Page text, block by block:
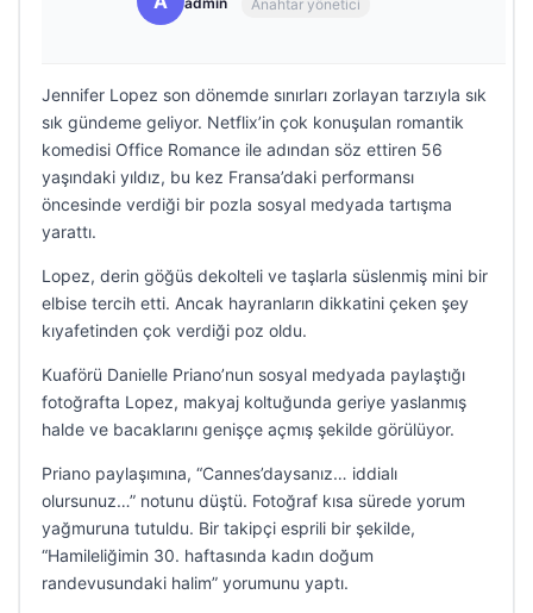
Anahtar yönetici
Jennifer Lopez son dönemde sınırları zorlayan tarzıyla sık
sık gündeme geliyor. Netflix’in çok konuşulan romantik
komedisi Office Romance ile adından söz ettiren 56
yaşındaki yıldız, bu kez Fransa’daki performansı
öncesinde verdiği bir pozla sosyal medyada tartışma
yarattı.
Lopez, derin göğüs dekolteli ve taşlarla süslenmiş mini bir
elbise tercih etti. Ancak hayranların dikkatini çeken şey
kıyafetinden çok verdiği poz oldu.
Kuaförü Danielle Priano’nun sosyal medyada paylaştığı
fotoğrafta Lopez, makyaj koltuğunda geriye yaslanmış
halde ve bacaklarını genişçe açmış şekilde görülüyor.
Priano paylaşımına, “Cannes’daysanız… iddialı
olursunuz…” notunu düştü. Fotoğraf kısa sürede yorum
yağmuruna tutuldu. Bir takipçi esprili bir şekilde,
“Hamileliğimin 30. haftasında kadın doğum
randevusundaki halim” yorumunu yaptı.